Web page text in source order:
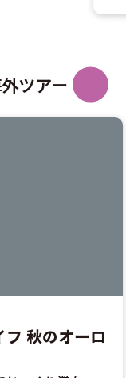
ツアー
秋のオーロ